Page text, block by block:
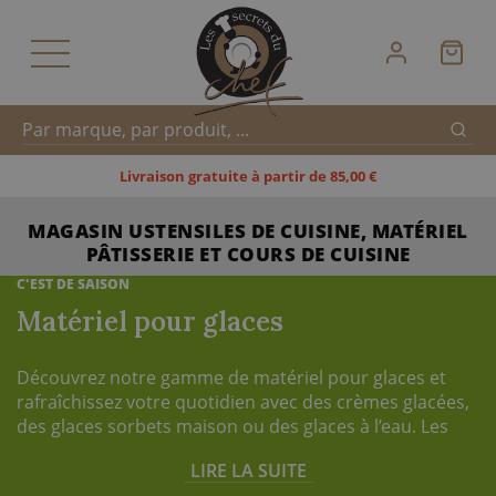
Recherche
Livraison gratuite à partir de 85,00 €
MAGASIN USTENSILES DE CUISINE, MATÉRIEL
PÂTISSERIE ET COURS DE CUISINE
C'EST DE SAISON
Matériel pour glaces
Découvrez notre gamme de matériel pour glaces et
rafraîchissez votre quotidien avec des crèmes glacées,
des glaces sorbets maison ou des glaces à l’eau. Les
d’ustensiles de cuisine pour la fabrication des glaces
LIRE LA SUITE